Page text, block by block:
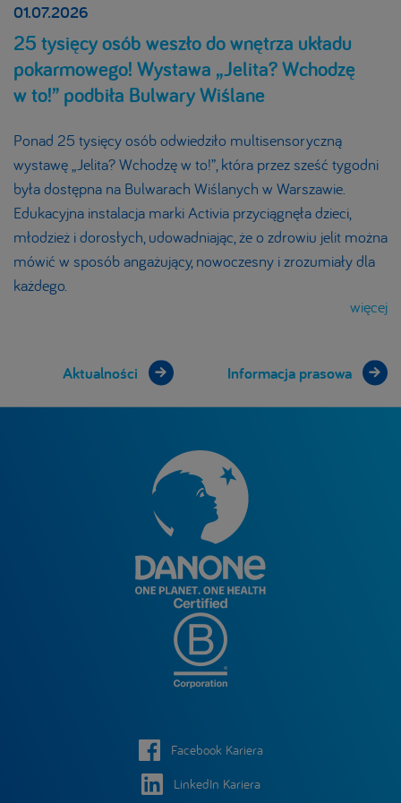
01.07.2026
25 tysięcy osób weszło do wnętrza układu
pokarmowego! Wystawa „Jelita? Wchodzę
w to!” podbiła Bulwary Wiślane
Ponad 25 tysięcy osób odwiedziło multisensoryczną
wystawę „Jelita? Wchodzę w to!”, która przez sześć tygodni
była dostępna na Bulwarach Wiślanych w Warszawie.
Edukacyjna instalacja marki Activia przyciągnęła dzieci,
młodzież i dorosłych, udowadniając, że o zdrowiu jelit można
mówić w sposób angażujący, nowoczesny i zrozumiały dla
każdego.
więcej
Aktualności Informacja prasowa
Facebook Kariera
LinkedIn Kariera